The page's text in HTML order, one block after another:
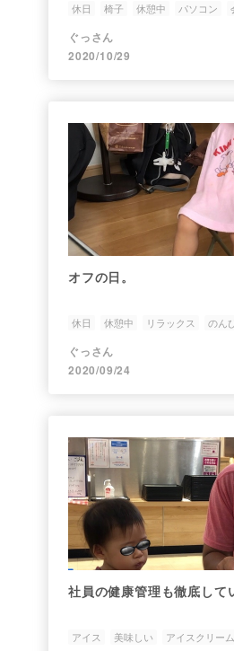
休日 椅子 休憩中 パソコン
ぐっさん
2020/10/29
オフの日。
休日 休憩中 リラックス のん
ぐっさん
2020/09/24
社員の健康管理も徹底して
アイス 美味しい アイスクリーム